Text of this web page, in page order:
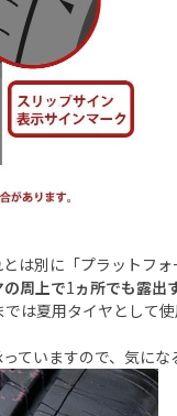
は別に「プラットフォ
周上で1 ヵ所でも露出
は夏用タイヤとして使
ていますので、気にな